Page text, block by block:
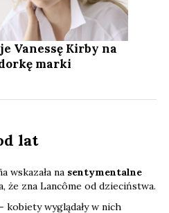
Vanessę Kirby na
marki
lat
wskazała na sentymentalne
że zna Lancôme od dzieciństwa.
kobiety wyglądały w nich